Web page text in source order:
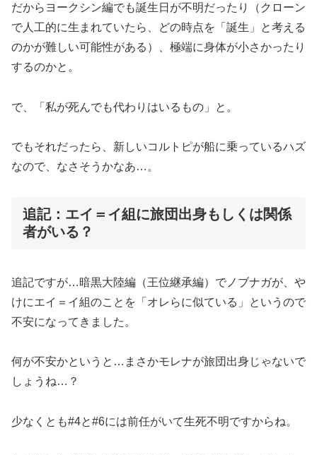
だからヨークシン編でも誕生日が不明だったり（クローン
で人工的に生まれていたら、どの時点を「誕生」と考える
のかが難しい可能性がある）、極端に身体が小さかったり
するのかと。
で、「私が死んでも代わりはいるもの」と。
でもそれだったら、新しいコルトピが船に乗っているハズ
なので、なさそうかなあ…。
追記：エイ＝イ組に旅団出身もしくは関係
者がいる？
追記ですが…暗黒大陸編（王位継承編）でノブナガが、や
けにエイ＝イ組のことを「オレらに似ている」というので
不安になってきました。
何が不安かというと…まさかモレナが旅団出身じゃないで
しょうね…？
少なくとも#4と#6には前任がいて生死不明ですからね。